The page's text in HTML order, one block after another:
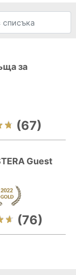
за
(67)
Guest
(76)